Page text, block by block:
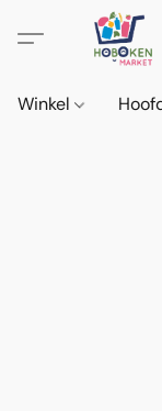
Winkel